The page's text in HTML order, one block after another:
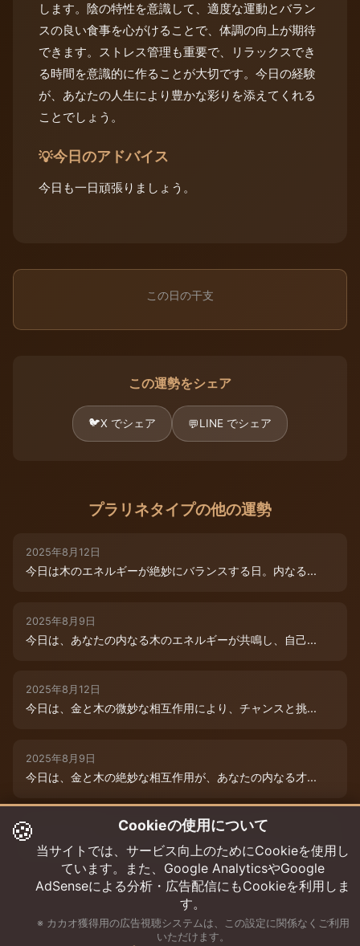
します。陰の特性を意識して、適度な運動とバラン
スの良い食事を心がけることで、体調の向上が期待
できます。ストレス管理も重要で、リラックスでき
る時間を意識的に作ることが大切です。今日の経験
が、あなたの人生により豊かな彩りを添えてくれる
ことでしょう。
💡今日のアドバイス
今日も一日頑張りましょう。
この日の干支
この運勢をシェア
🐦X でシェア 💬LINE でシェア
プラリネタイプの他の運勢
2025年8月12日
今日は木のエネルギーが絶妙にバランスする日。内なる...
2025年8月9日
今日は、あなたの内なる木のエネルギーが共鳴し、自己...
2025年8月12日
今日は、金と木の微妙な相互作用により、チャンスと挑...
2025年8月9日
今日は、金と木の絶妙な相互作用が、あなたの内なる才...
2025年8月12日
木と木が出会う今日は、成長エネルギーが絶好調！まる...
🍪 Cookieの使用について
当サイトでは、サービス向上のためにCookieを使用し
ています。また、Google AnalyticsやGoogle
AdSenseによる分析・広告配信にもCookieを利用しま
す。
※ カカオ獲得用の広告視聴システムは、この設定に関係なくご利用
いただけます。